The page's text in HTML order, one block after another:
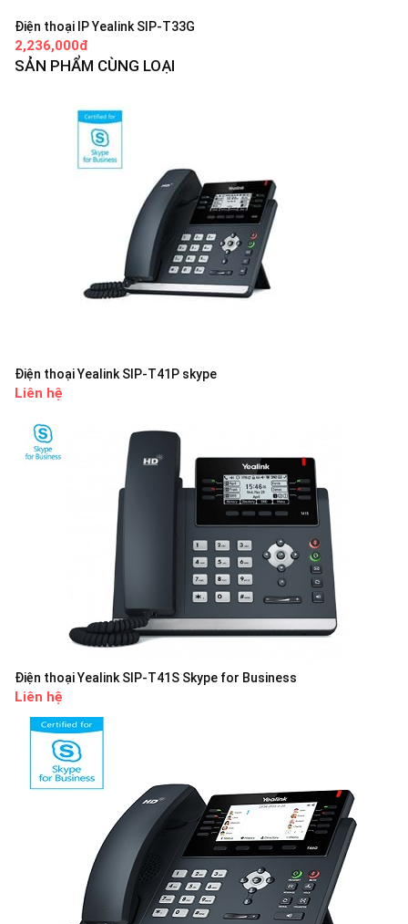
Điện thoại IP Yealink SIP-T33G
2,236,000đ
SẢN PHẨM CÙNG LOẠI
Điện thoại Yealink SIP-T41P skype
Liên hệ
Điện thoại Yealink SIP-T41S Skype for Business
Liên hệ